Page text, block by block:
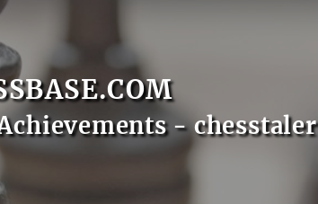
- chesstaler